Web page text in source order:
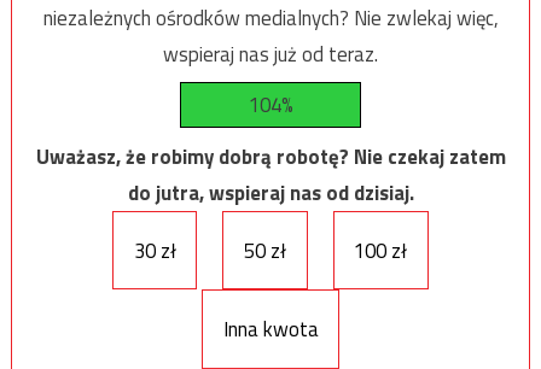
niezależnych ośrodków medialnych? Nie zwlekaj więc,
wspieraj nas już od teraz.
104%
Uważasz, że robimy dobrą robotę? Nie czekaj zatem
do jutra, wspieraj nas od dzisiaj.
30 zł
50 zł 100 zł
Inna kwota